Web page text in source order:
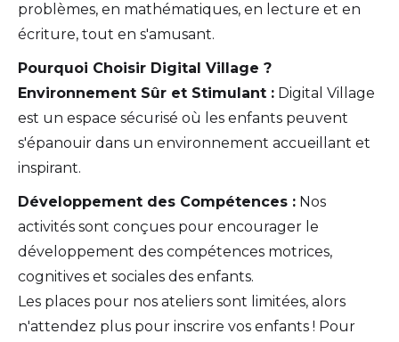
problèmes, en mathématiques, en lecture et en
écriture, tout en s'amusant.
Pourquoi Choisir Digital Village ?
Environnement Sûr et Stimulant : Digital Village
est un espace sécurisé où les enfants peuvent
s'épanouir dans un environnement accueillant et
inspirant.
Développement des Compétences : Nos
activités sont conçues pour encourager le
développement des compétences motrices,
cognitives et sociales des enfants.
Les places pour nos ateliers sont limitées, alors
n'attendez plus pour inscrire vos enfants ! Pour